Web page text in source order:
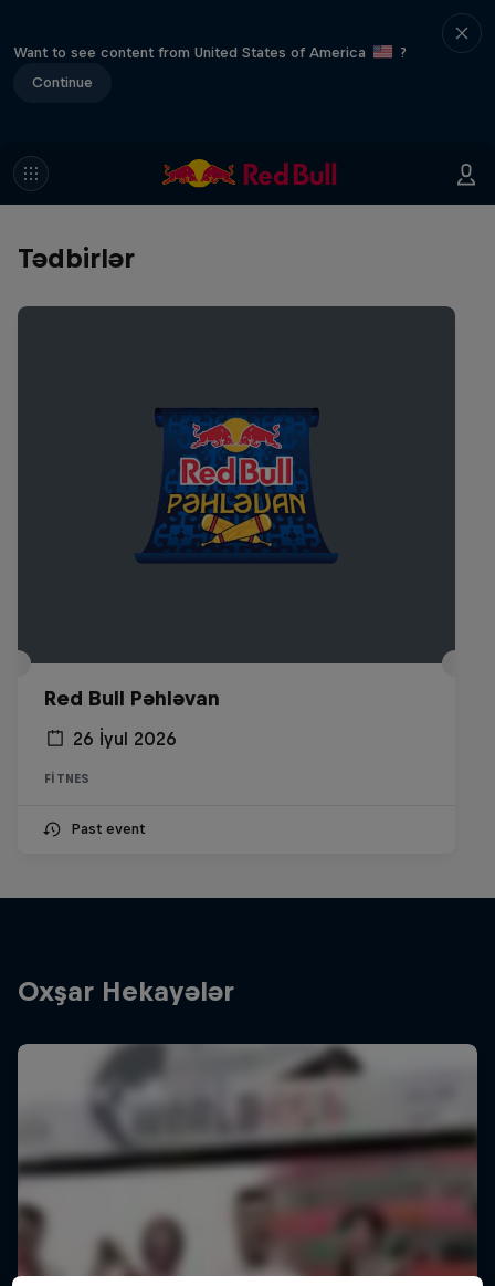
Want to see content from United States of America
?
Continue
Tədbirlər
Red Bull Pəhləvan
26 İyul 2026
FITNES
Past event
Oxşar Hekayələr